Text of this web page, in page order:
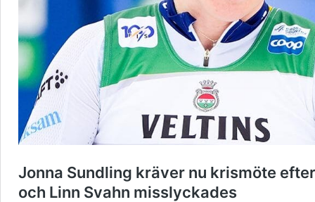
Jonna Sundling kräver nu krismöte
och Linn Svahn misslyckades